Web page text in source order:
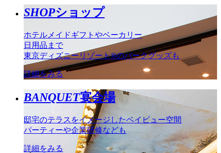
SHOPショップ
ホテルメイドギフトやベーカリー
日用品まで
東京ディズニーリゾート®のパークグッズも
詳細をみる
BANQUET宴会場
邸宅のテラスをイメージしたベイビュー空間
パーティーや企業研修なども
詳細をみる